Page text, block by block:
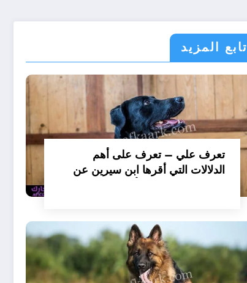
تابع المزيد
تعرف علي – تعرف على أهم
الدلالات التي أقرها ابن سيرين عن